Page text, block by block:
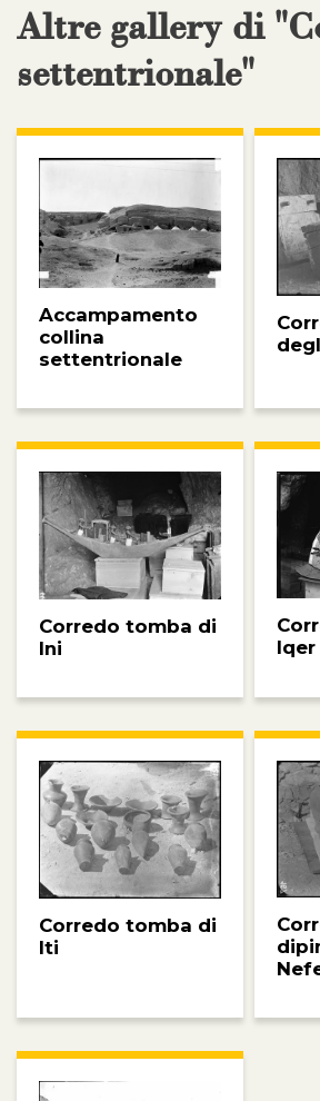
Altre gallery di
settentrionale"
Accampamento
collina
settentrionale
Corredo tomba di
Ini
Iqer
Corredo tomba di
Iti